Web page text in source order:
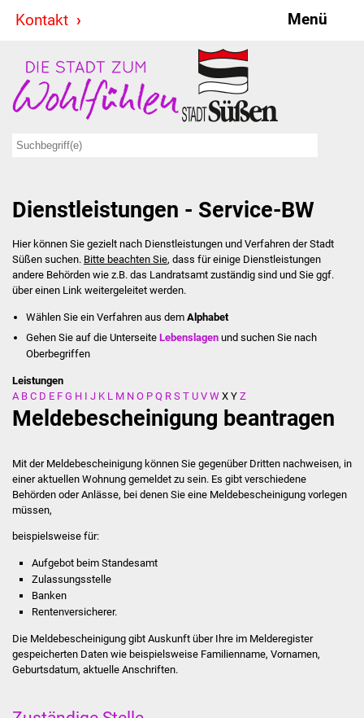
Kontakt Menü
Stadt & Politik
Bürgermeister
Ausschüsse
Ratsinformationssystem
Jugendbeirat
Summerrockfestival
Stadtverwaltung
Behördenwegweiser
Dienstleistungen - Service-BW
Hier können Sie gezielt nach Dienstleistungen und Verfahren der Stadt
Süßen suchen. Bitte beachten Sie, dass für einige Dienstleistungen
andere Behörden wie z.B. das Landratsamt zuständig sind und Sie ggf.
über einen Link weitergeleitet werden.
Wählen Sie ein Verfahren aus dem Alphabet
Gehen Sie auf die UnterseiteLebenslagen und suchen Sie nach
Oberbegriffen
Leistungen
A B C D E F G H I J K L M N O P Q R S T U V W X Y Z
Meldebescheinigung beantragen
Mit der Meldebescheinigung können Sie gegenüber Dritten nachweisen, in
einer aktuellen Wohnung gemeldet zu sein. Es gibt verschiedene
Behörden oder Anlässe, bei denen Sie eine Meldebescheinigung vorlegen
müssen,
beispielsweise für:
Aufgebot beim Standesamt
Zulassungsstelle
Banken
Rentenversicherer.
Die Meldebescheinigung gibt Auskunft über Ihre im Melderegister
gespeicherten Daten wie beispielsweise Familienname, Vornamen,
Geburtsdatum, aktuelle Anschriften.